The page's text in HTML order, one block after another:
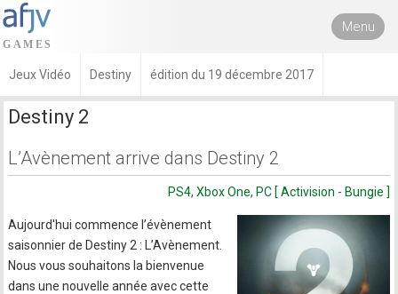
Menu
Jeux Vidéo Destiny édition du 19 décembre 2017
Destiny 2
L’Avènement arrive dans Destiny 2
PS4, Xbox One, PC [ Activision - Bungie ]
Aujourd'hui commence l’évènement
saisonnier de Destiny 2 : L’Avènement.
Nous vous souhaitons la bienvenue
dans une nouvelle année avec cette